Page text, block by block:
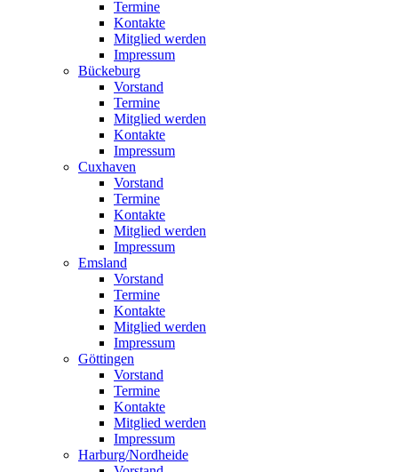
Termine
Kontakte
Mitglied werden
Impressum
Bückeburg
Vorstand
Termine
Mitglied werden
Kontakte
Impressum
Cuxhaven
Vorstand
Termine
Kontakte
Mitglied werden
Impressum
Emsland
Vorstand
Termine
Kontakte
Mitglied werden
Impressum
Göttingen
Vorstand
Termine
Kontakte
Mitglied werden
Impressum
Harburg/Nordheide